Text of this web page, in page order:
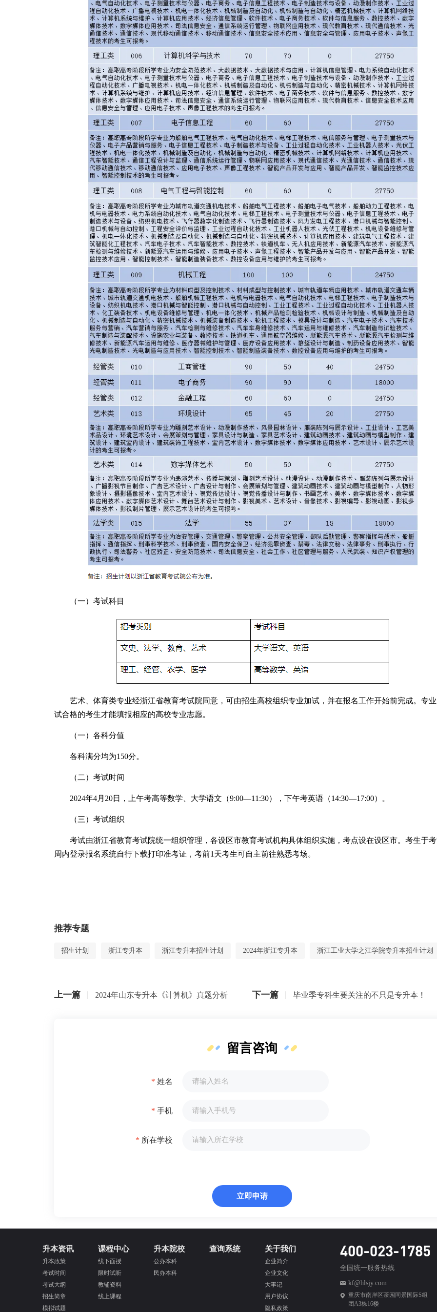
（一）考试科目
艺术、体育类专业经浙江省教育考试院同意，可由招生高校组织专业加试，并在报名工作开始前完成。专
试合格的考生才能填报相应的高校专业志愿。
（一）各科分值
各科满分均为150分。
（二）考试时间
2024年4月20日，上午考高等数学、大学语文（9:00—11:30），下午考英语（14:30—17:00）。
（三）考试组织
考试由浙江省教育考试院统一组织管理，各设区市教育考试机构具体组织实施，考点设在设区市。考生于
周内登录报名系统自行下载打印准考证，考前1天考生可自主前往熟悉考场。
推荐专题
招生计划 浙江专升本 浙江专升本招生计划 2024年浙江专升本 浙江工业大学之江学院专升本招生计划
上一篇 2024年山东专升本《计算机》真题分析 下一篇 毕业季专科生要关注的不只是专升本！
留言咨询
* 姓名
* 手机
* 所在学校
立即申请
升本资讯
升本政策
考试时间
考试大纲
招生简章
模拟试题
课程中心
线下面授
限时试听
教辅资料
线上课程
升本院校
公办本科
民办本科
查询系统 关于我们
企业简介
企业文化
大事记
用户协议
隐私政策
400-023-1785
全国统一服务热线
kf@hlsjy.com
重庆市南岸区茶园同景国际S组
团A3栋16楼